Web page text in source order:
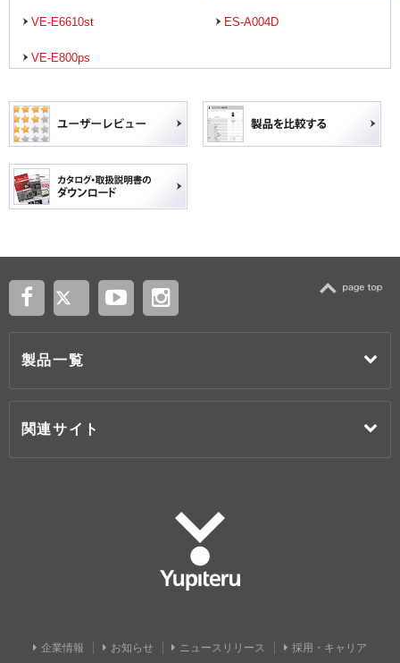
VE-E6610st ES-A004D
VE-E800ps
製品一覧
関連サイト
企業情報 お知らせ ニュースリリース 採用・キャリア